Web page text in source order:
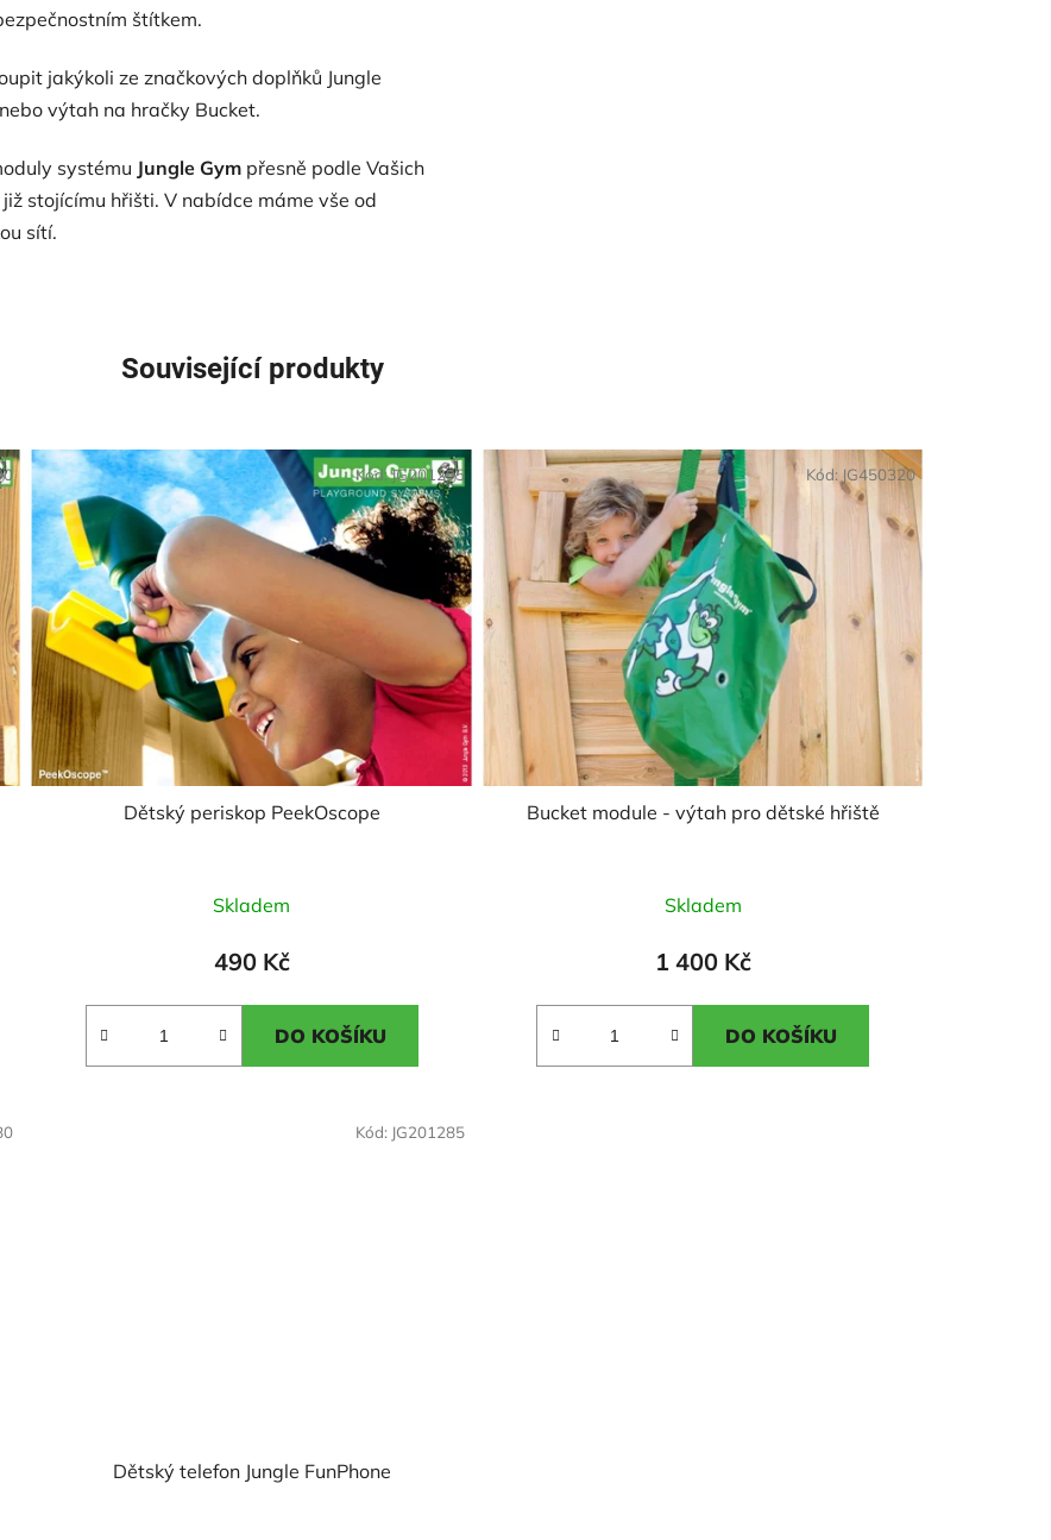
štítkem.
jakýkoli ze značkových doplňků Jungle
výtah na hračky Bucket.
systému Jungle Gym přesně podle Vašich
stojícímu hřišti. V nabídce máme vše od
sítí.
Související produkty
Dětský periskop PeekOscope
hodnocení
produktu
Skladem
490 Kč
DO KOŠÍKU
Kód:JG201295
Bucket module - výtah pro dětské hřiště
hodnocení
produktu
Skladem
1 400 Kč
DO KOŠÍKU
Kód: JG450320
Dětský telefon Jungle FunPhone
Kód: JG201285